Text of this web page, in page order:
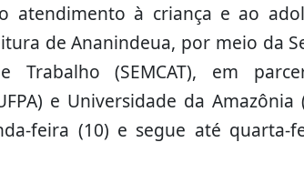
atendimento à criança e ao
de Ananindeua, por meio da
Trabalho (SEMCAT), em
e Universidade da Amazônia
feira (10) e segue até quarta-